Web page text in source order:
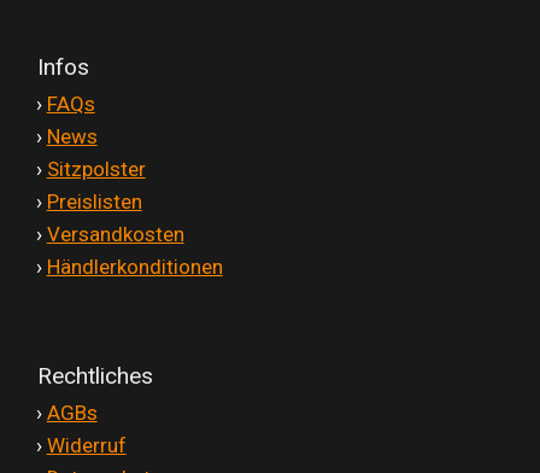
Infos
› FAQs
› News
› Sitzpolster
› Preislisten
› Versandkosten
› Händlerkonditionen
Rechtliches
› AGBs
› Widerruf